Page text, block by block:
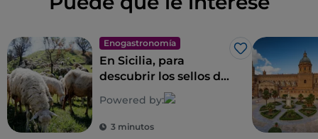
Enogastronomía
Me gusta
En Sicilia, para
descubrir los sellos de
la biodiversidad rural
Powered by:
3 minutos